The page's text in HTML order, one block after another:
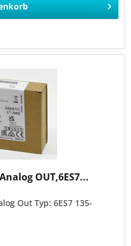
OUT,6ES7...
Out Typ: 6ES7 135-